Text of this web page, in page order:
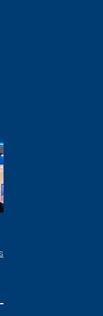
on-line ou
e EAD são